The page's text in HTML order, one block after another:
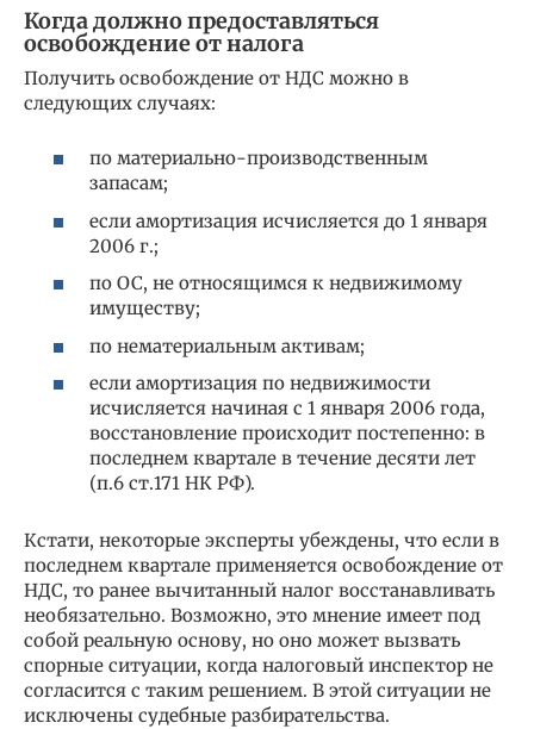
Когда должно предоставляться
освобождение от налога
Получить освобождение от НДС можно в
следующих случаях:
по материально-производственным
запасам;
если амортизация исчисляется до 1 января
2006 г.;
по ОС, не относящимся к недвижимому
имуществу;
по нематериальным активам;
если амортизация по недвижимости
исчисляется начиная с 1 января 2006 года,
восстановление происходит постепенно: в
последнем квартале в течение десяти лет
(п.6 ст.171 НК РФ).
Кстати, некоторые эксперты убеждены, что если в
последнем квартале применяется освобождение от
НДС, то ранее вычитанный налог восстанавливать
необязательно. Возможно, это мнение имеет под
собой реальную основу, но оно может вызвать
спорные ситуации, когда налоговый инспектор не
согласится с таким решением. В этой ситуации не
исключены судебные разбирательства.